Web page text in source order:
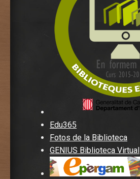
Edu365
Fotos de la Biblioteca
GENIUS Biblioteca Virtual